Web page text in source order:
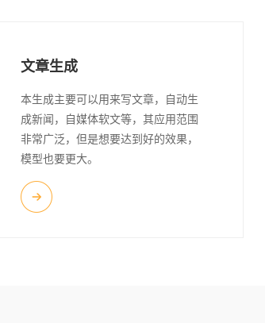
文章生成
本生成主要可以用来写文章，自动生
成新闻，自媒体软文等，其应用范围
非常广泛，但是想要达到好的效果，
模型也要更大。